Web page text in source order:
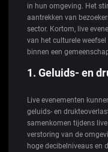
in hun omgeving. Het
aantrekken van
sector. Kortom, live
van het culturele
binnen een
1. Geluids- en
Live evenementen
geluids- en
samenkomen tijdens
verstoring van de
hoge decibelniveaus en